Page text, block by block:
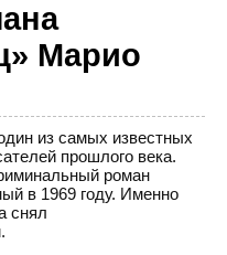
Марио
из самых известных
прошлого века.
роман
в 1969 году. Именно
снял